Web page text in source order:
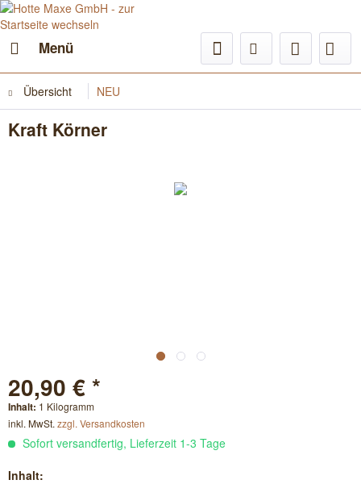
Menü
Übersicht NEU
Kraft Körner
20,90 € *
Inhalt: 1 Kilogramm
inkl. MwSt. zzgl. Versandkosten
Sofort versandfertig, Lieferzeit 1-3 Tage
Inhalt: